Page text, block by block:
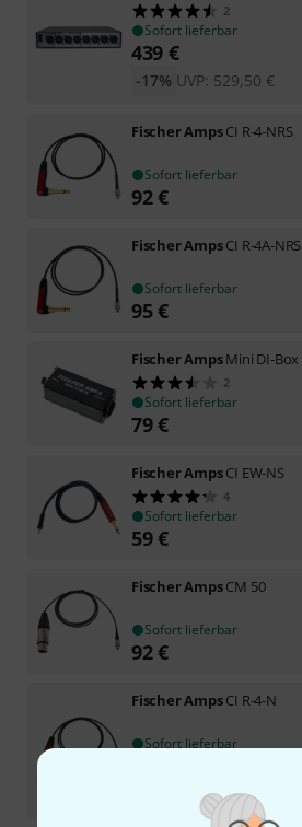
2
Sofort lieferbar
439 €
UVP: 529,50 €
-17%
Fischer AmpsCI R-4-NRS
Sofort lieferbar
92€
Fischer AmpsCI R-4A-NRS
Sofort lieferbar
95€
Fischer AmpsMini DI-Box
2
Sofort lieferbar
79€
Fischer AmpsCI EW-NS
4
Sofort lieferbar
59€
Fischer AmpsCM 50
Sofort lieferbar
92€
Fischer AmpsCI R-4-N
Sofort lieferbar
UVP:105,90